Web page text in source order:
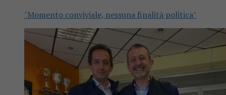
"Momento conviviale, nessuna finalità politica"